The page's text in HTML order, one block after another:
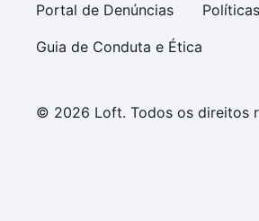
Portal de Denúncias
Guia de Conduta e Ética
© 2026 Loft. Todos os direitos